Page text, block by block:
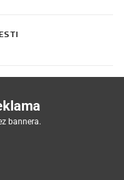
bannera.